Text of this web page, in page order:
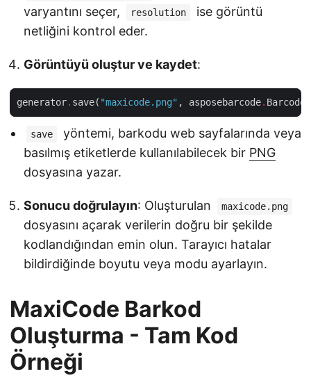
varyantını seçer,
resolution
ise görüntü
netliğini kontrol eder.
Görüntüyü oluştur ve kaydet:
generator. save( "maxicode.png" , asposebarcode.
save
yöntemi, barkodu web sayfalarında veya
basılmış etiketlerde kullanılabilecek bir PNG
dosyasına yazar.
Sonucu doğrulayın: Oluşturulan maxicode.png
dosyasını açarak verilerin doğru bir şekilde
kodlandığından emin olun. Tarayıcı hatalar
bildirdiğinde boyutu veya modu ayarlayın.
MaxiCode Barkod
Oluşturma - Tam Kod
Örneği